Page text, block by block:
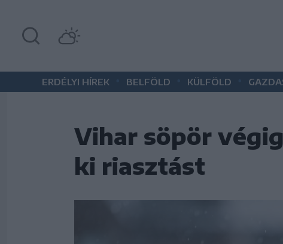
ERDÉLYI HÍREK BELFÖLD KÜLFÖLD
Vihar söpör
ki riasztást